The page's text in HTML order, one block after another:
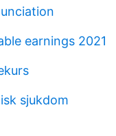
earnings 2021
sjukdom